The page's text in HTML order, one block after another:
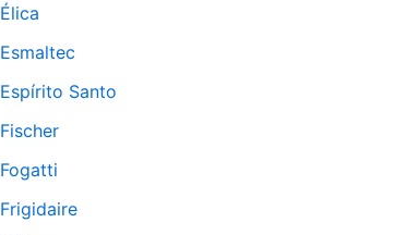
Élica
Esmaltec
Espírito Santo
Fischer
Fogatti
Frigidaire